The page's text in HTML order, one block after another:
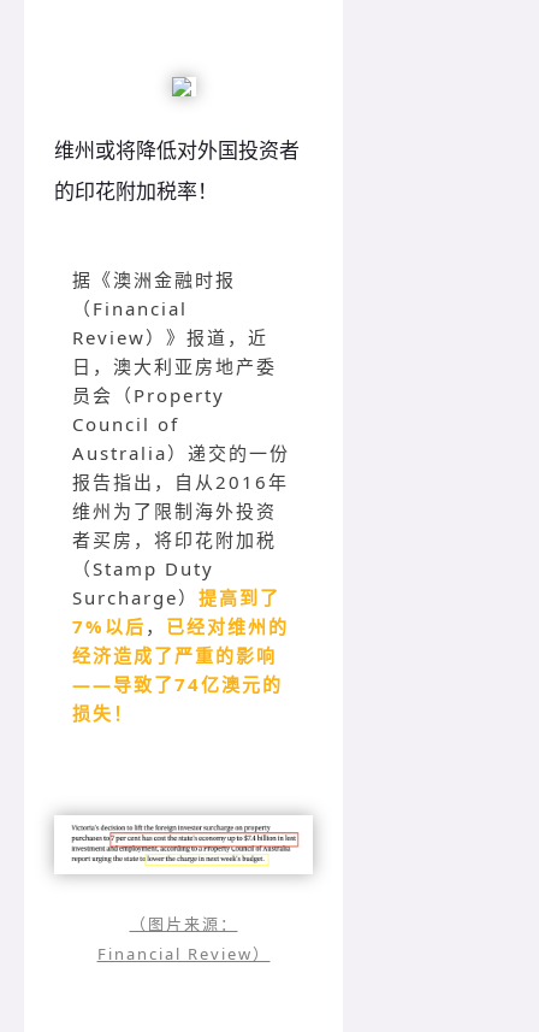
维州或将降低对外国投资者
的印花附加税率！
据《澳洲金融时报
（Financial
Review）》报道，近
日，澳大利亚房地产委
员会（Property
Council of
Australia）递交的一份
报告指出，自从2016年
维州为了限制海外投资
者买房，将印花附加税
（Stamp Duty
Surcharge） 提高到了
7%以后 ， 已经对维州的
经济造成了严重的影响
——导致了74亿澳元的
损失！
（图片来源：
Financial Review）